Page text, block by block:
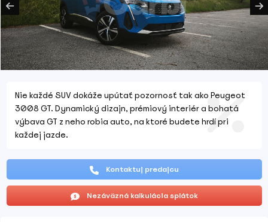
Nie každé SUV dokáže upútať pozornosť tak ako Peugeot
3008 GT. Dynamický dizajn, prémiový interiér a bohatá
výbava GT z neho robia auto, na ktoré budete hrdí pri
každej jazde.
Kontaktuj predajcu
Nezáväzná kalkulácia splátok